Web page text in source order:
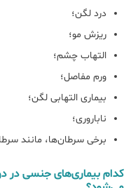
درد لگن؛
ریزش مو؛
التهاب چشم؛
ورم مفاصل؛
بیماری التهابی لگن؛
ناباروری؛
برخی سرطان‌ها، مانند
کدام بیماری‌های جنسی در